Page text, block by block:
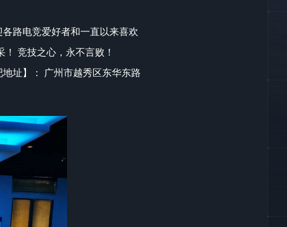
路电竞爱好者和一直以来喜欢
竞技之心，永不言败！
址】： 广州市越秀区东华东路